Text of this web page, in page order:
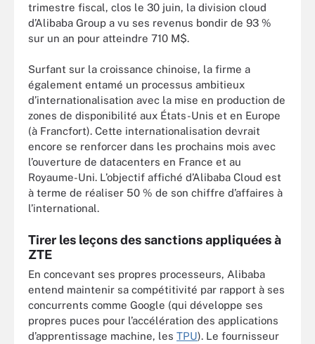
trimestre fiscal, clos le 30 juin, la division cloud
d’Alibaba Group a vu ses revenus bondir de 93 %
sur un an pour atteindre 710 M$.
Surfant sur la croissance chinoise, la firme a
également entamé un processus ambitieux
d’internationalisation avec la mise en production de
zones de disponibilité aux États-Unis et en Europe
(à Francfort). Cette internationalisation devrait
encore se renforcer dans les prochains mois avec
l’ouverture de datacenters en France et au
Royaume-Uni. L’objectif affiché d’Alibaba Cloud est
à terme de réaliser 50 % de son chiffre d’affaires à
l’international.
Tirer les leçons des sanctions appliquées à
ZTE
En concevant ses propres processeurs, Alibaba
entend maintenir sa compétitivité par rapport à ses
concurrents comme Google (qui développe ses
propres puces pour l’accélération des applications
d’apprentissage machine, les TPU). Le fournisseur